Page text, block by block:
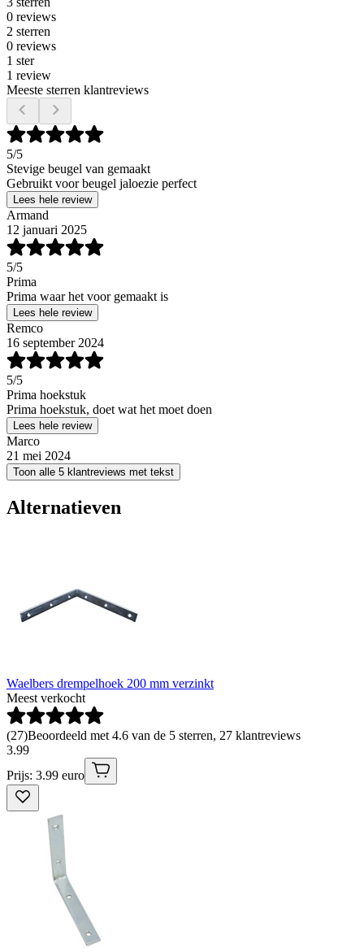
0 reviews
2 sterren
0 reviews
1 ster
1 review
Meeste sterren klantreviews
5/5
Stevige beugel van gemaakt
Gebruikt voor beugel jaloezie perfect
Lees hele review
Armand
12 januari 2025
5/5
Prima
Prima waar het voor gemaakt is
Lees hele review
Remco
16 september 2024
5/5
Prima hoekstuk
Prima hoekstuk, doet wat het moet doen
Lees hele review
Marco
21 mei 2024
Toon alle 5 klantreviews met tekst
Alternatieven
Waelbers drempelhoek 200 mm verzinkt
Meest verkocht
(27)Beoordeeld met 4.6 van de 5 sterren, 27 klantreviews
3.99
Prijs: 3.99 euro